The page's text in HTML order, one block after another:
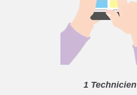
1 Technicien